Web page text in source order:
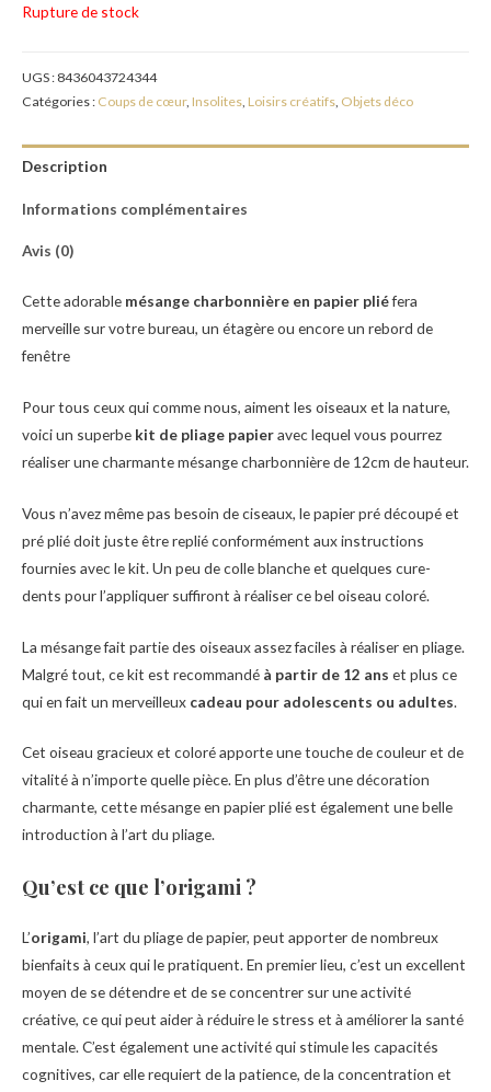
Rupture de stock
UGS : 8436043724344
Catégories : Coups de cœur, Insolites Loisirs créatifs Objets déco
Description
Informations complémentaires
Avis (0)
Cette adorable mésange charbonnière en papier pliéfera
merveille sur votre bureau, un étagère ou encore un rebord de
fenêtre
Pour tous ceux qui comme nous, aiment les oiseaux et la nature,
voici un superbe kit de pliage papieravec lequel vous pourrez
réaliser une charmante mésange charbonnière de 12cm de hauteur.
Vous n’avez même pas besoin de ciseaux, le papier pré découpé et
pré plié doit juste être replié conformément aux instructions
fournies avec le kit. Un peu de colle blanche et quelques cure-
dents pour l’appliquer suffiront à réaliser ce bel oiseau coloré.
La mésange fait partie des oiseaux assez faciles à réaliser en pliage.
Malgré tout, ce kit est recommandé à partir de 12 ans et plus ce
qui en fait un merveilleux cadeau pour adolescents ou adultes.
Cet oiseau gracieux et coloré apporte une touche de couleur et de
vitalité à n’importe quelle pièce. En plus d’être une décoration
charmante, cette mésange en papier plié est également une belle
introduction à l’art du pliage.
Qu’est ce que l’origami ?
L’origami, l’art du pliage de papier, peut apporter de nombreux
bienfaits à ceux qui le pratiquent. En premier lieu, c’est un excellent
moyen de se détendre et de se concentrer sur une activité
créative, ce qui peut aider à réduire le stress et à améliorer la santé
mentale. C’est également une activité qui stimule les capacités
cognitives, car elle requiert de la patience, de la concentration et